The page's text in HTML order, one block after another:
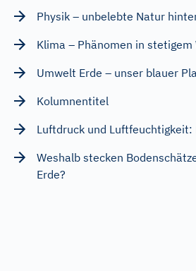
Physik – unbelebte Natur
Klima – Phänomen in stetigem
Umwelt Erde – unser blauer
Kolumnentitel
Luftdruck und Luftfeuchtigkeit:
Weshalb stecken
Erde?